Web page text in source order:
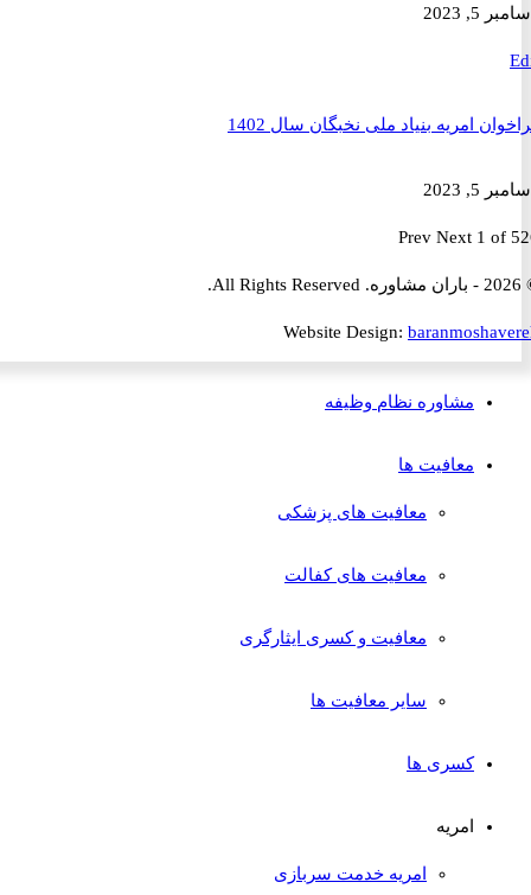
امریه بنیاد ملی نخبگان سال 1402
PrevNext 1
Website Design:
مشاوره نظام وظیفه
معافیت ها
معافیت های پزشکی
معافیت های کفالت
معافیت و کسری ایثارگری
سایر معافیت ها
کسری ها
امریه
امریه خدمت سربازی